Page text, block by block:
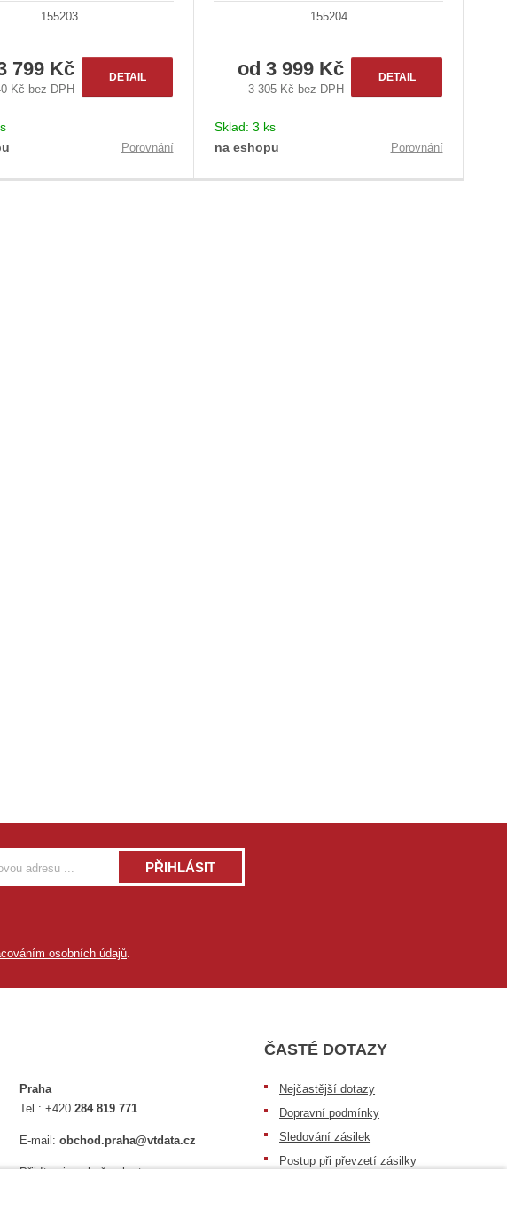
155203
799 Kč
Kč bez DPH
DETAIL
Porovnání
155204
od3 999 Kč
3 305 Kč bez DPH
DETAIL
Sklad: 3 ks
na eshopu
Porovnání
PŘIHLÁSIT
osobních údajů.
Praha
Tel.:+420284 819 771
E-mail:obchod.praha@vtdata.cz
Přijďte si osobně vybrat:
ČASTÉ DOTAZY
Nejčastější dotazy
Dopravní podmínky
Sledování zásilek
Postup při převzetí zásilky